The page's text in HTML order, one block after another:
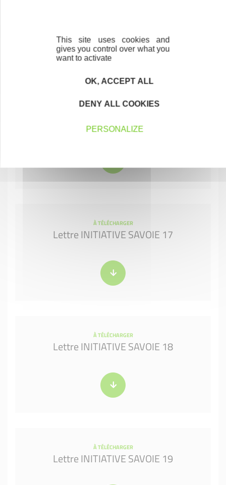
Lettre INITIATIVE SAVOIE 16
À TÉLÉCHARGER
Lettre INITIATIVE SAVOIE 17
À TÉLÉCHARGER
Lettre INITIATIVE SAVOIE 18
À TÉLÉCHARGER
Lettre INITIATIVE SAVOIE 19
This site uses cookies and
gives you control over what you
want to activate
OK, ACCEPT ALL
DENY ALL COOKIES
PERSONALIZE